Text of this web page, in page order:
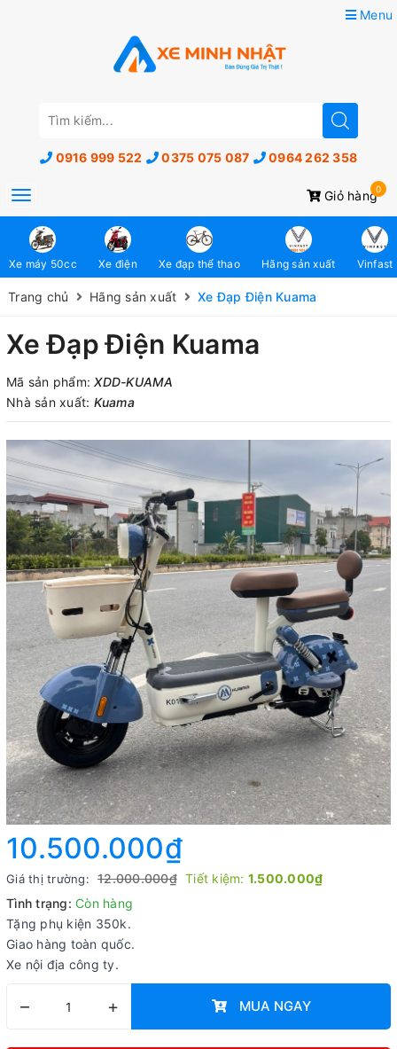
Menu
0916 999 522 0375 075 087 0964 262 358
Giỏ hàng0
Toggle
navigation
Xe máy 50cc Xe điện Xe đạp thể thao Hãng sản xuất Vinfast
Trang chủ Hãng sản xuất Xe Đạp Điện Kuama
Xe Đạp Điện Kuama
Mã sản phẩm:XDD-KUAMA
Nhà sản xuất: Kuama
10.500.000₫
Giá thị trường: 12.000.000₫ Tiết kiệm: 1.500.000₫
Tình trạng: Còn hàng
Tặng phụ kiện 350k.
Giao hàng toàn quốc.
Xe nội địa công ty.
– + MUA NGAY